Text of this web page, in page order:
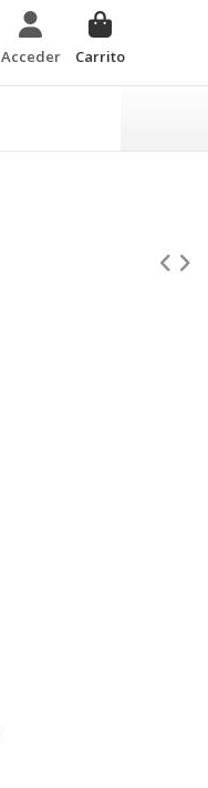
Acceder Carrito